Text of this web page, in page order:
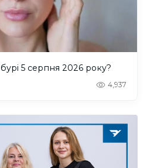
бурі 5 серпня 2026 року?
4,937